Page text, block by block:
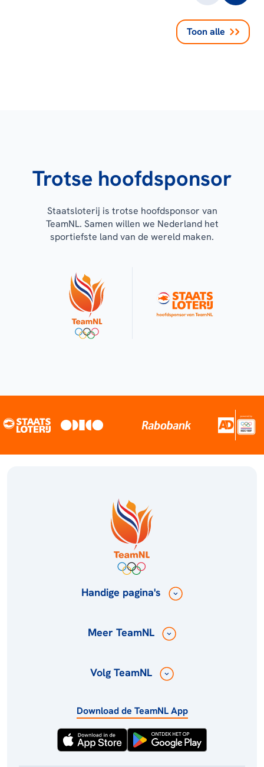
Toon alle
Trotse hoofdsponsor
Staatsloterij is trotse hoofdsponsor van
TeamNL. Samen willen we Nederland het
sportiefste land van de wereld maken.
Handige pagina's
Meer TeamNL
Volg TeamNL
Download de TeamNL App